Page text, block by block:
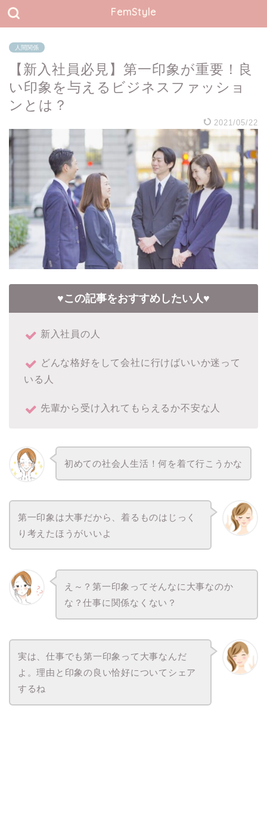
FemStyle
人間関係
【新入社員必見】第一印象が重要！良
い印象を与えるビジネスファッショ
ンとは？
2021/05/22
♥この記事をおすすめしたい人♥
新入社員の人
どんな格好をして会社に行けばいいか迷って
いる人
先輩から受け入れてもらえるか不安な人
初めての社会人生活！何を着て行こうかな
第一印象は大事だから、着るものはじっく
り考えたほうがいいよ
え～？第一印象ってそんなに大事なのか
な？仕事に関係なくない？
実は、仕事でも第一印象って大事なんだ
よ。理由と印象の良い恰好についてシェア
するね